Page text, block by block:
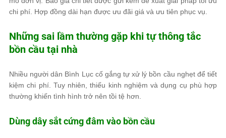
chi phí. Hợp đồng dài hạn được ưu đãi giá và ưu tiên phục vụ.
Những sai lầm thường gặp khi tự thông tắc
bồn cầu tại nhà
Nhiều người dân Bình Lục cố gắng tự xử lý bồn cầu nghẹt để tiết
kiệm chi phí. Tuy nhiên, thiếu kinh nghiệm và dụng cụ phù hợp
thường khiến tình hình trở nên tồi tệ hơn.
Dùng dây sắt cứng đâm vào bồn cầu